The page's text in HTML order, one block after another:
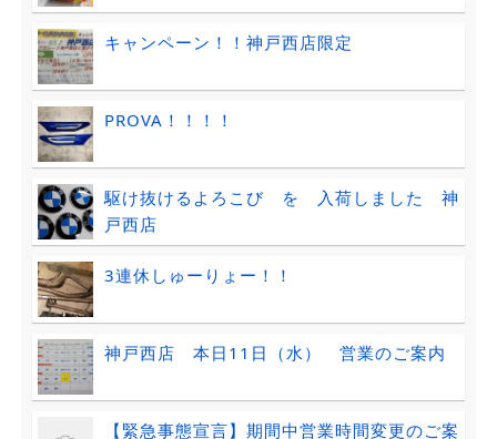
キャンペーン！！神戸西店限定
PROVA！！！！
駆け抜けるよろこび を 入荷しました 神
戸西店
3連休しゅーりょー！！
神戸西店 本日11日（水） 営業のご案内
【緊急事態宣言】期間中営業時間変更のご案